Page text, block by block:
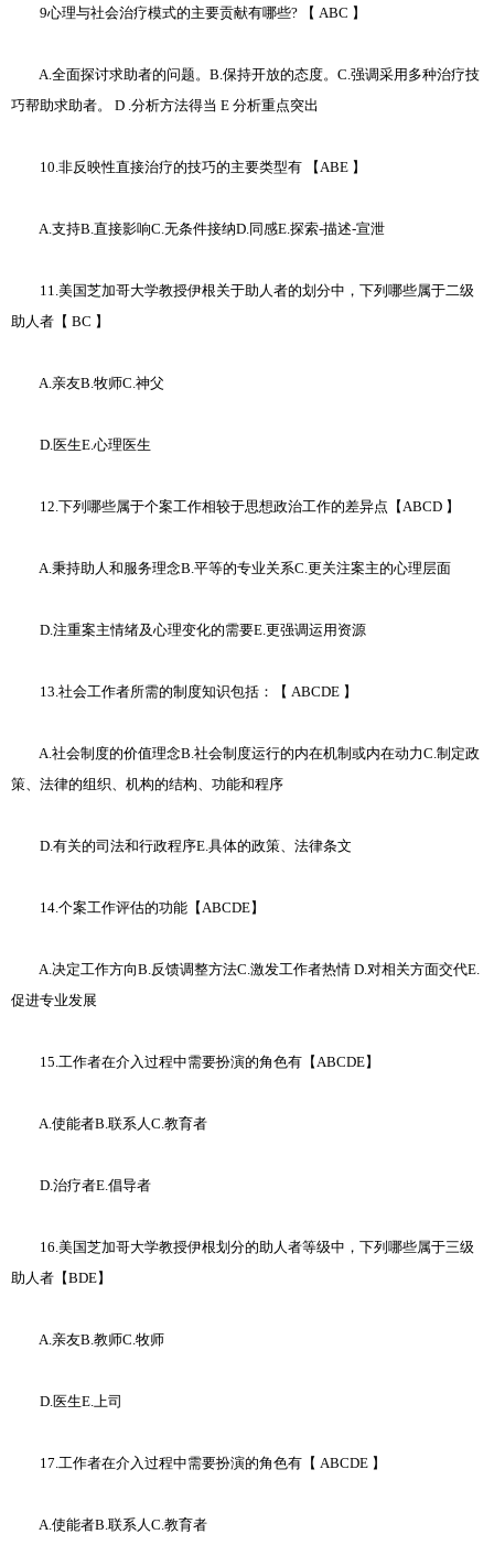
9心理与社会治疗模式的主要贡献有哪些? 【 ABC 】
A.全面探讨求助者的问题。B.保持开放的态度。C.强调采用多种治疗技
巧帮助求助者。 D .分析方法得当 E 分析重点突出
10.非反映性直接治疗的技巧的主要类型有 【ABE 】
A.支持B.直接影响C.无条件接纳D.同感E.探索-描述-宣泄
11.美国芝加哥大学教授伊根关于助人者的划分中，下列哪些属于二级
助人者【 BC 】
A.亲友B.牧师C.神父
D.医生E.心理医生
12.下列哪些属于个案工作相较于思想政治工作的差异点【ABCD 】
A.秉持助人和服务理念B.平等的专业关系C.更关注案主的心理层面
D.注重案主情绪及心理变化的需要E.更强调运用资源
13.社会工作者所需的制度知识包括：【 ABCDE 】
A.社会制度的价值理念B.社会制度运行的内在机制或内在动力C.制定政
策、法律的组织、机构的结构、功能和程序
D.有关的司法和行政程序E.具体的政策、法律条文
14.个案工作评估的功能【ABCDE】
A.决定工作方向B.反馈调整方法C.激发工作者热情 D.对相关方面交代E.
促进专业发展
15.工作者在介入过程中需要扮演的角色有【ABCDE】
A.使能者B.联系人C.教育者
D.治疗者E.倡导者
16.美国芝加哥大学教授伊根划分的助人者等级中，下列哪些属于三级
助人者【BDE】
A.亲友B.教师C.牧师
D.医生E.上司
17.工作者在介入过程中需要扮演的角色有【 ABCDE 】
A.使能者B.联系人C.教育者